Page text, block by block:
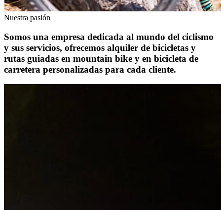
Nuestra pasión
Somos una empresa dedicada al mundo del ciclismo
y sus servicios, ofrecemos alquiler de bicicletas y
rutas guiadas en mountain bike y en bicicleta de
carretera personalizadas para cada cliente.